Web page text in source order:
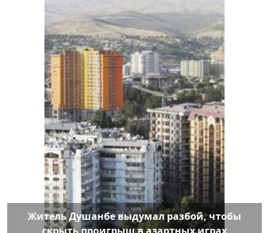
Житель Душанбе выдумал разбой, чтобы